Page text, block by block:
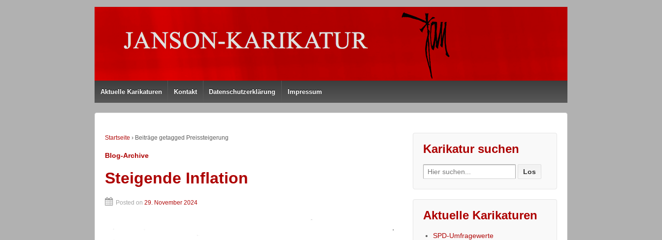
Aktuelle Karikaturen Kontakt Datenschutzerklärung Impressum
Startseite › Beiträge getagged Preissteigerung
Blog-Archive
Steigende Inflation
Posted on 29. November 2024
Karikatur suchen
Search
for:
Aktuelle Karikaturen
SPD-Umfragewerte